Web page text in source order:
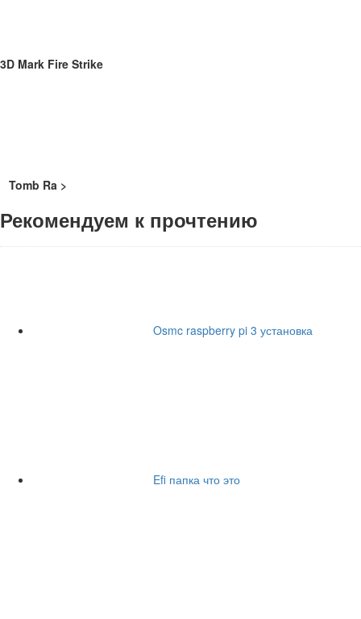
3D Mark Fire Strike
Tomb Ra >
Рекомендуем к прочтению
Osmc raspberry pi 3 установка
Efi папка что это